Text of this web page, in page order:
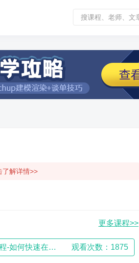
了解详情>>
更多课程>>
3Dmax曲面建模教程-如何快速在曲面开洞 观看次数：1875